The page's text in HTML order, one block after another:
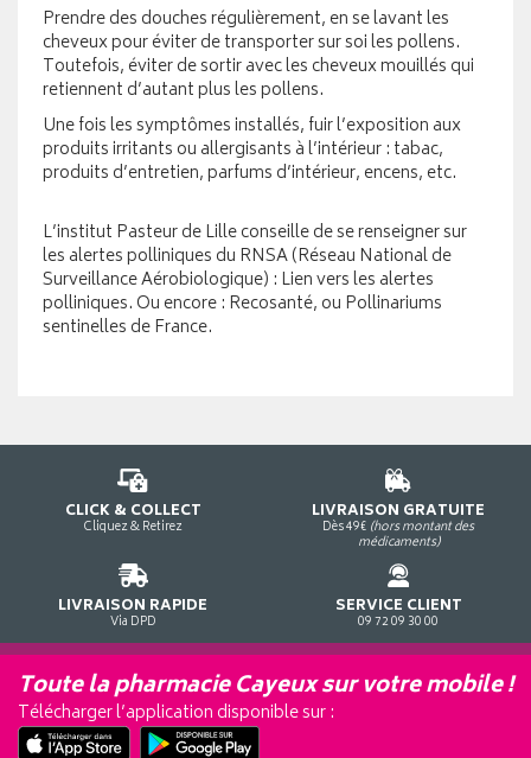
Prendre des douches régulièrement, en se lavant les
cheveux pour éviter de transporter sur soi les pollens.
Toutefois, éviter de sortir avec les cheveux mouillés qui
retiennent d’autant plus les pollens.
Une fois les symptômes installés, fuir l’exposition aux
produits irritants ou allergisants à l’intérieur : tabac,
produits d’entretien, parfums d’intérieur, encens, etc.
L’institut Pasteur de Lille conseille de se renseigner sur
les alertes polliniques du RNSA (Réseau National de
Surveillance Aérobiologique) : Lien vers les alertes
polliniques. Ou encore : Recosanté, ou Pollinariums
sentinelles de France.
CLICK & COLLECT
Cliquez & Retirez
LIVRAISON GRATUITE
Dès 49€ (hors montant des
médicaments)
LIVRAISON RAPIDE
Via DPD
SERVICE CLIENT
09 72 09 30 00
Toute la pharmacie Cayeux sur votre mobile !
Télécharger l’application disponible sur :